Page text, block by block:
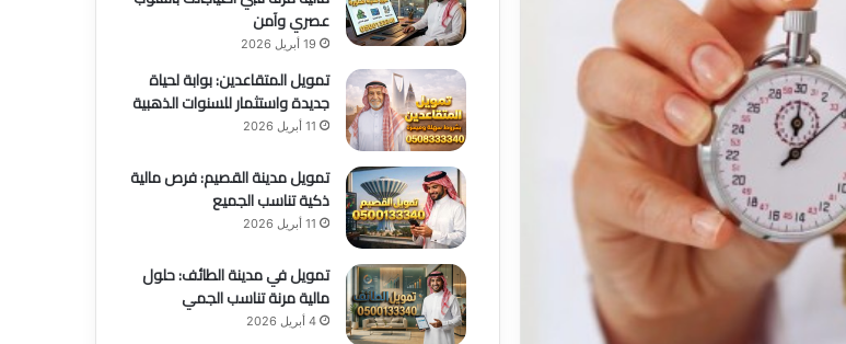
عصري وآمن
19 أبريل 2026
تمويل المتقاعدين: بوابة لحياة
جديدة واستثمار للسنوات الذهبية
11 أبريل 2026
تمويل مدينة القصيم: فرص مالية
ذكية تناسب الجميع
11 أبريل 2026
تمويل في مدينة الطائف: حلول
مالية مرنة تناسب الجمي
4 أبريل 2026